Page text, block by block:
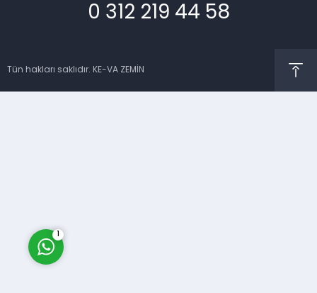
0 312 219 44 58
Tün hakları saklıdır. KE-VA ZEMİN
Müşteri Temsilcisi